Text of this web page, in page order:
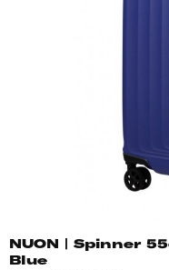
NUON | Spinner
Blue